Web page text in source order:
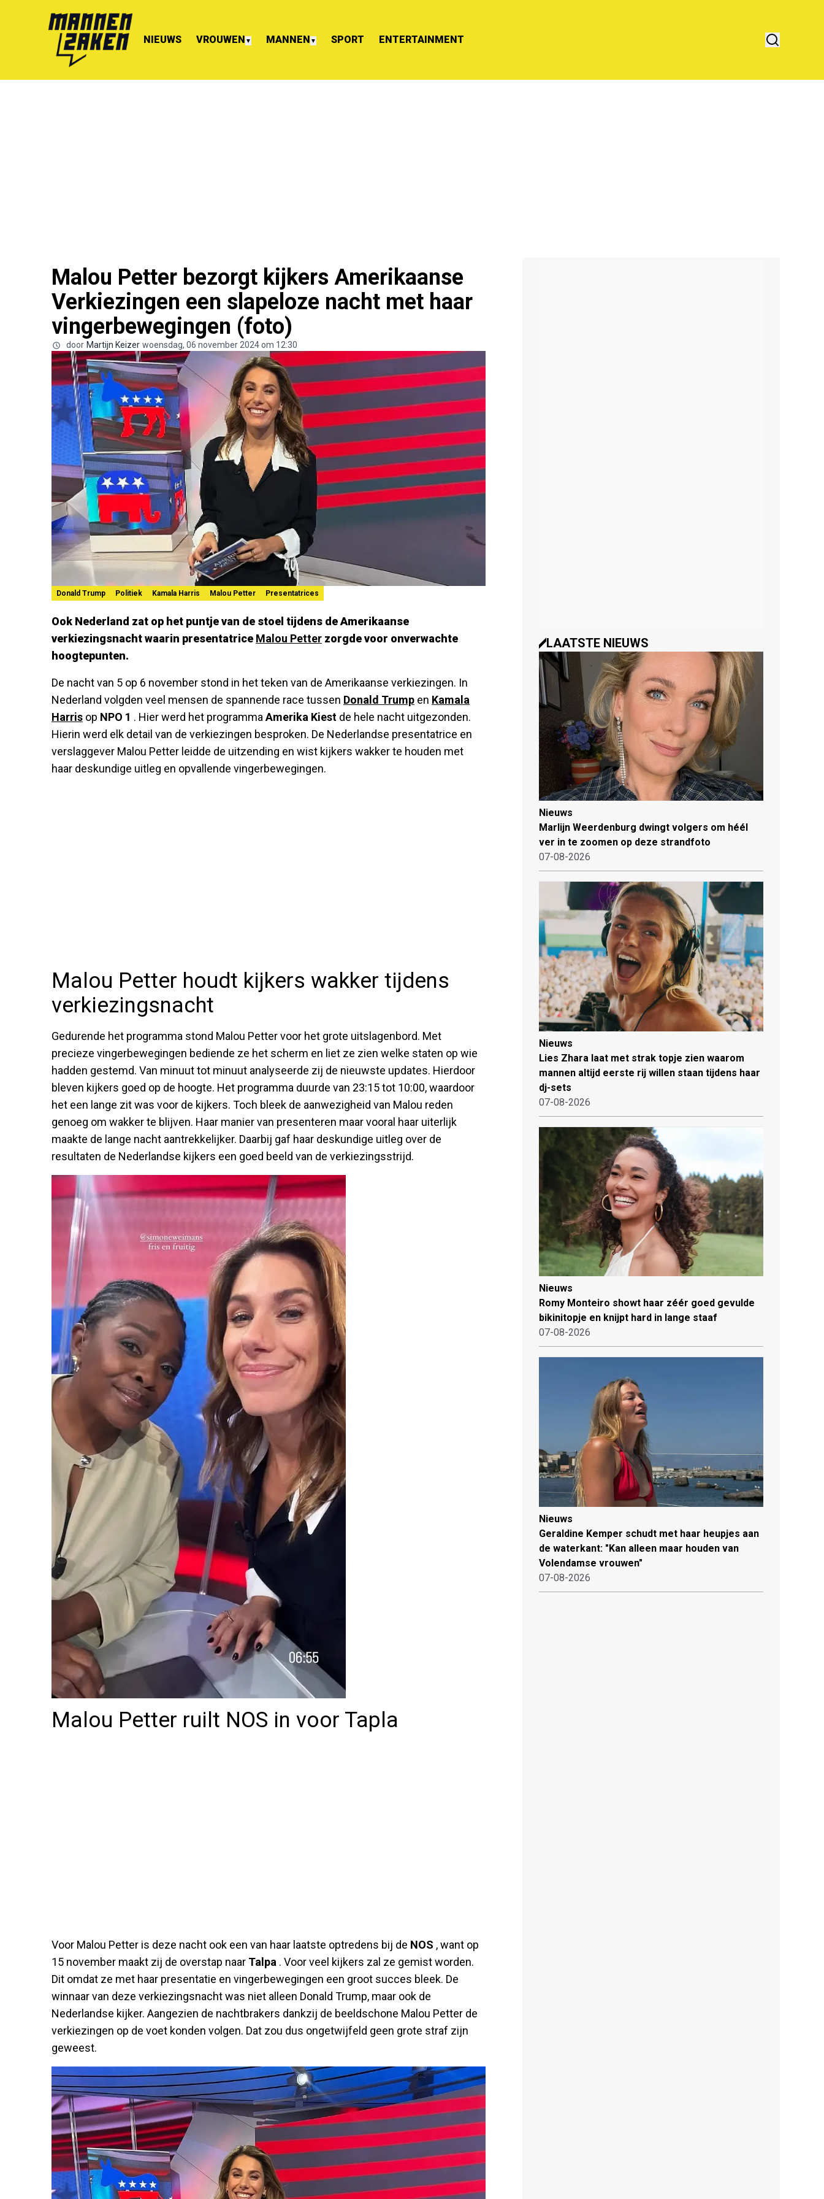
NIEUWS VROUWEN ▼ MANNEN ▼ SPORT ENTERTAINMENT
Malou Petter bezorgt kijkers Amerikaanse
Verkiezingen een slapeloze nacht met haar
vingerbewegingen (foto)
door Martijn Keizer woensdag, 06 november 2024 om 12:30
Donald Trump Politiek Kamala Harris Malou Petter Presentatrices
Ook Nederland zat op het puntje van de stoel tijdens de Amerikaanse
verkiezingsnacht waarin presentatrice Malou Petter zorgde voor onverwachte
hoogtepunten.
De nacht van 5 op 6 november stond in het teken van de Amerikaanse verkiezingen. In
Nederland volgden veel mensen de spannende race tussen Donald Trump en Kamala
Harris op NPO 1 . Hier werd het programma Amerika Kiest de hele nacht uitgezonden.
Hierin werd elk detail van de verkiezingen besproken. De Nederlandse presentatrice en
verslaggever Malou Petter leidde de uitzending en wist kijkers wakker te houden met
haar deskundige uitleg en opvallende vingerbewegingen.
Malou Petter houdt kijkers wakker tijdens
verkiezingsnacht
Gedurende het programma stond Malou Petter voor het grote uitslagenbord. Met
precieze vingerbewegingen bediende ze het scherm en liet ze zien welke staten op wie
hadden gestemd. Van minuut tot minuut analyseerde zij de nieuwste updates. Hierdoor
bleven kijkers goed op de hoogte. Het programma duurde van 23:15 tot 10:00, waardoor
het een lange zit was voor de kijkers. Toch bleek de aanwezigheid van Malou reden
genoeg om wakker te blijven. Haar manier van presenteren maar vooral haar uiterlijk
maakte de lange nacht aantrekkelijker. Daarbij gaf haar deskundige uitleg over de
resultaten de Nederlandse kijkers een goed beeld van de verkiezingsstrijd.
Malou Petter ruilt NOS in voor Tapla
Voor Malou Petter is deze nacht ook een van haar laatste optredens bij de NOS , want op
15 november maakt zij de overstap naar Talpa . Voor veel kijkers zal ze gemist worden.
Dit omdat ze met haar presentatie en vingerbewegingen een groot succes bleek. De
winnaar van deze verkiezingsnacht was niet alleen Donald Trump, maar ook de
Nederlandse kijker. Aangezien de nachtbrakers dankzij de beeldschone Malou Petter de
verkiezingen op de voet konden volgen. Dat zou dus ongetwijfeld geen grote straf zijn
geweest.
LAATSTE NIEUWS
Nieuws
Marlijn Weerdenburg dwingt volgers om héél
ver in te zoomen op deze strandfoto
07-08-2026
Nieuws
Lies Zhara laat met strak topje zien waarom
mannen altijd eerste rij willen staan tijdens haar
dj-sets
07-08-2026
Nieuws
Romy Monteiro showt haar zéér goed gevulde
bikinitopje en knijpt hard in lange staaf
07-08-2026
Nieuws
Geraldine Kemper schudt met haar heupjes aan
de waterkant: "Kan alleen maar houden van
Volendamse vrouwen"
07-08-2026